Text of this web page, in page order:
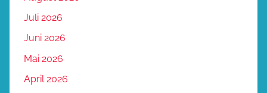
Juli 2026
Juni 2026
Mai 2026
April 2026